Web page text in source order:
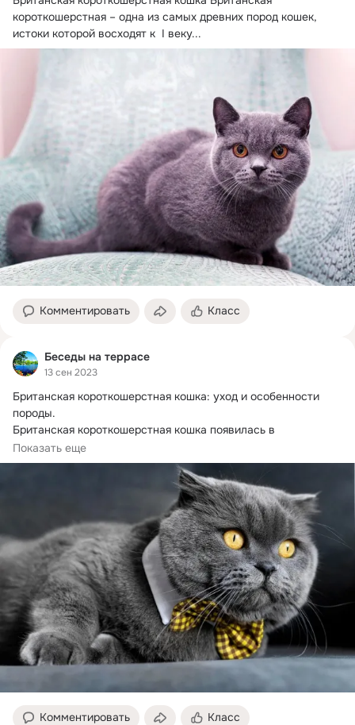
короткошерстная – одна из самых древних пород кошек,
истоки которой восходят к  I веку...
Комментировать Класс
Беседы на террасе
13 сен 2023
Британская короткошерстная кошка: уход и особенности
породы.
Британская короткошерстная кошка появилась в
Соединенном Королевстве и превратилась в одну из самых
популярных пород в мире.
Показать еще
Комментировать Класс